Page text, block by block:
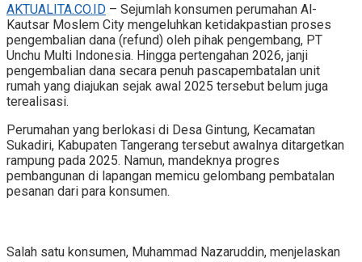
AKTUALITA.CO.ID – Sejumlah konsumen perumahan Al-
Kautsar Moslem City mengeluhkan ketidakpastian proses
pengembalian dana (refund) oleh pihak pengembang, PT
Unchu Multi Indonesia. Hingga pertengahan 2026, janji
pengembalian dana secara penuh pascapembatalan unit
rumah yang diajukan sejak awal 2025 tersebut belum juga
terealisasi.
Perumahan yang berlokasi di Desa Gintung, Kecamatan
Sukadiri, Kabupaten Tangerang tersebut awalnya ditargetkan
rampung pada 2025. Namun, mandeknya progres
pembangunan di lapangan memicu gelombang pembatalan
pesanan dari para konsumen.
Salah satu konsumen, Muhammad Nazaruddin, menjelaskan